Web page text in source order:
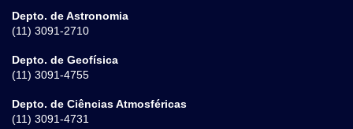
Depto. de Astronomia
(11) 3091-2710
Depto. de Geofísica
(11) 3091-4755
Depto. de Ciências Atmosféricas
(11) 3091-4731